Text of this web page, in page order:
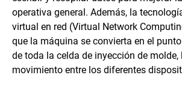
operativa general. Además, la
virtual en red (Virtual Network
que la máquina se convierta en el
de toda la celda de inyección de molde,
movimiento entre los diferentes